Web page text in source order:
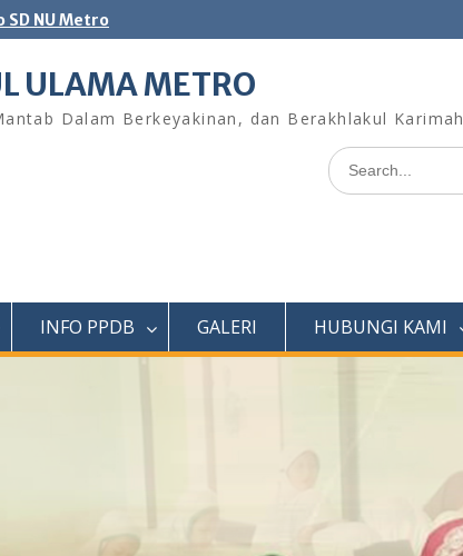
SD NU Metro
ULAMA METRO
Dalam Berkeyakinan, dan Berakhlakul Karimah
Search
for:
INFO PPDB GALERI HUBUNGI KAMI